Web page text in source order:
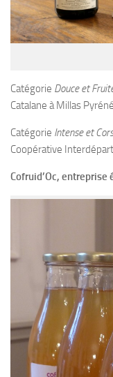
Catégorie Douce et
Catalane à Millas
Catégorie Intense et
Coopérative
Cofruid’Oc,